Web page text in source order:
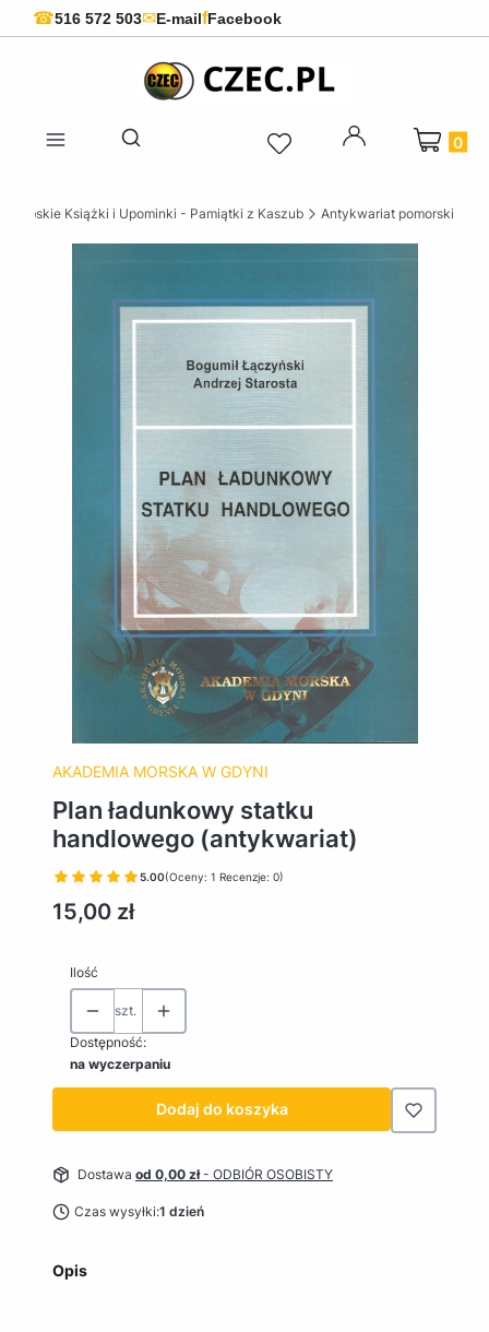
☎516 572 503✉E-mailfFacebook
Otwórz wyszukiwarkę
Produkty
Książki i Upominki - Pamiątki z Kaszub Antykwariat pomorski
AKADEMIA MORSKA W GDYNI
Plan ładunkowy statku
handlowego (antykwariat)
5.00(Oceny: 1 Recenzje: 0)
Cena
15,00 zł
Ilość
szt.
Dostępność:
na wyczerpaniu
Dodaj do koszyka
Dostawa od 0,00 zł- ODBIÓR OSOBISTY
Czas wysyłki:1 dzień
Opis